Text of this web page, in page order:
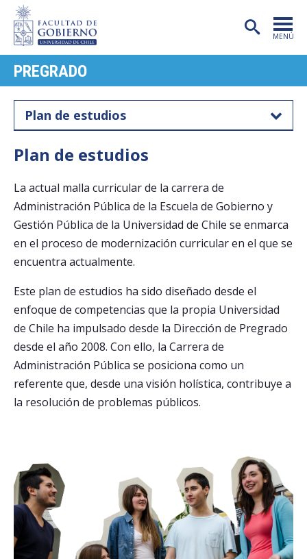
MENÚ
FACULTAD
CARRERAS
POSTGRADO
INVESTIGACIÓN
EXTENSIÓN
PUBLICACIONES
ADMISIÓN
Postulantes
Estudiantes
Académicos
PREGRADO
Plan de estudios
Plan de estudios
La actual malla curricular de la carrera de
Administración Pública de la Escuela de Gobierno y
Gestión Pública de la Universidad de Chile se enmarca
en el proceso de modernización curricular en el que se
encuentra actualmente.
Este plan de estudios ha sido diseñado desde el
enfoque de competencias que la propia Universidad
de Chile ha impulsado desde la Dirección de Pregrado
desde el año 2008. Con ello, la Carrera de
Administración Pública se posiciona como un
referente que, desde una visión holística, contribuye a
la resolución de problemas públicos.